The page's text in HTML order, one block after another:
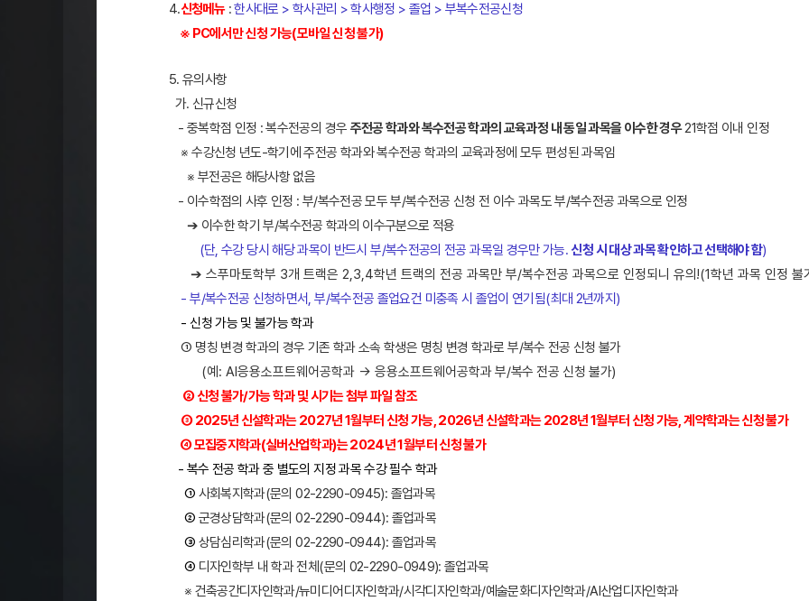
4.신청메뉴:한사대로 > 학사관리 > 학사행정 > 졸업 > 부복수전공신청
※ PC에서만 신청 가능(모바일 신청 불가)
5. 유의사항
가. 신규신청
- 중복학점 인정 : 복수전공의 경우 주전공 학과와 복수전공 학과의 교육과정 내 동일 과목을 이수한 경우21학점 이내 인정
※ 수강신청 년도-학기에 주전공 학과와 복수전공 학과의 교육과정에 모두 편성된 과목임
※ 부전공은 해당사항 없음
- 이수학점의 사후 인정 : 부/복수전공 모두 부/복수전공 신청 전 이수 과목도 부/복수전공 과목으로 인정
➔ 이수한 학기 부/복수전공 학과의 이수구분으로 적용
(단, 수강 당시 해당 과목이 반드시 부/복수전공의 전공 과목일 경우만 가능. 신청 시 대상 과목 확인하고 선택해야 함)
➔ 스푸마토학부 3개 트랙은 2,3,4학년 트랙의 전공 과목만 부/복수전공 과목으로 인정되니 유의!(1학년 과목 인정
- 부/복수전공 신청하면서, 부/복수전공 졸업요건 미충족 시 졸업이 연기됨(최대 2년까지)
- 신청 가능 및 불가능 학과
① 명칭 변경 학과의 경우 기존 학과 소속 학생은 명칭 변경 학과로 부/복수 전공 신청 불가
(예 : AI응용소프트웨어공학과 → 응용소프트웨어공학과부/복수 전공 신청 불가)
②신청 불가/가능 학과 및 시기는 첨부 파일 참조
③ 2025년 신설학과는 2027년 1월부터 신청 가능, 2026년 신설학과는 2028년 1월부터 신청 가능,계약학과는 신청 불가
④모집중지학과(실버산업학과)는 2024년 1월부터 신청 불가
- 복수 전공 학과 중 별도의 지정 과목 수강 필수 학과
① 사회복지학과(문의02-2290-0945): 졸업과목
② 군경상담학과(문의 02-2290-0944): 졸업과목
③ 상담심리학과(문의 02-2290-0944): 졸업과목
④ 디자인학부 내 학과 전체 (문의 02-2290-0949):졸업과목
※ 건축공간디자인학과/뉴미디어디자인학과/시각디자인학과/예술문화디자인학과/AI산업디자인학과